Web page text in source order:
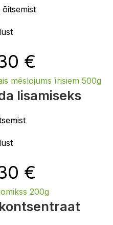
€
lisamiseks
€